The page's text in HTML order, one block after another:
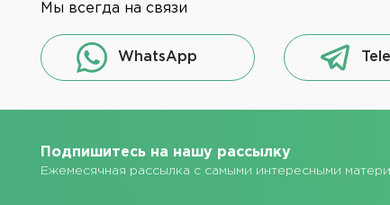
Мы всегда на связи
WhatsApp
Подпишитесь на нашу рассылку
Ежемесячная рассылка с самыми интересными